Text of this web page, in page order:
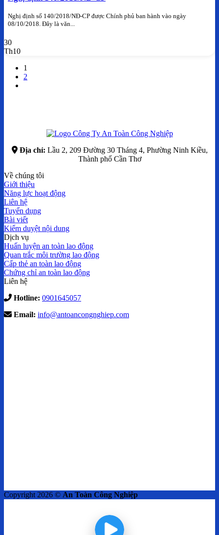
Nghị định số 140/2018/NĐ-CP được Chính phủ ban hành vào ngày
08/10/2018. Đây là văn...
30
Th10
1
2
Địa chỉ: Lầu 2, 209 Đường 30 Tháng 4, Phường Ninh Kiều,
Thành phố Cần Thơ
Về chúng tôi
Giới thiệu
Năng lực hoạt động
Liên hệ
Tuyển dụng
Bài viết
Kiểm duyệt nội dung
Dịch vụ
Huấn luyện an toàn lao động
Quan trắc môi trường lao động
Cấp thẻ an toàn lao động
Chứng chỉ an toàn lao động
Liên hệ
Hotline: 0901645057
Email: info@antoancongnghiep.com
Copyright 2026 © An Toàn Công Nghiệp